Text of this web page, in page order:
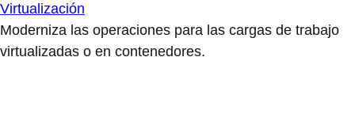
Virtualización
Moderniza las operaciones para las cargas de trabajo
virtualizadas o en contenedores.